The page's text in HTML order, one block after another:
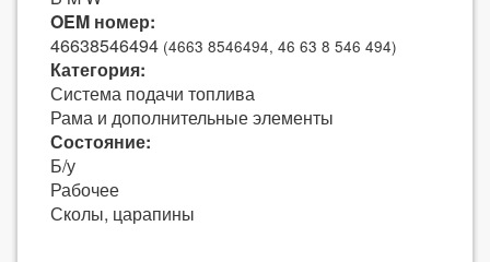
OEM номер:
46638546494 (4663 8546494, 46 63 8 546 494)
Категория:
Система подачи топлива
Рама и дополнительные элементы
Состояние:
Б/у
Рабочее
Сколы, царапины